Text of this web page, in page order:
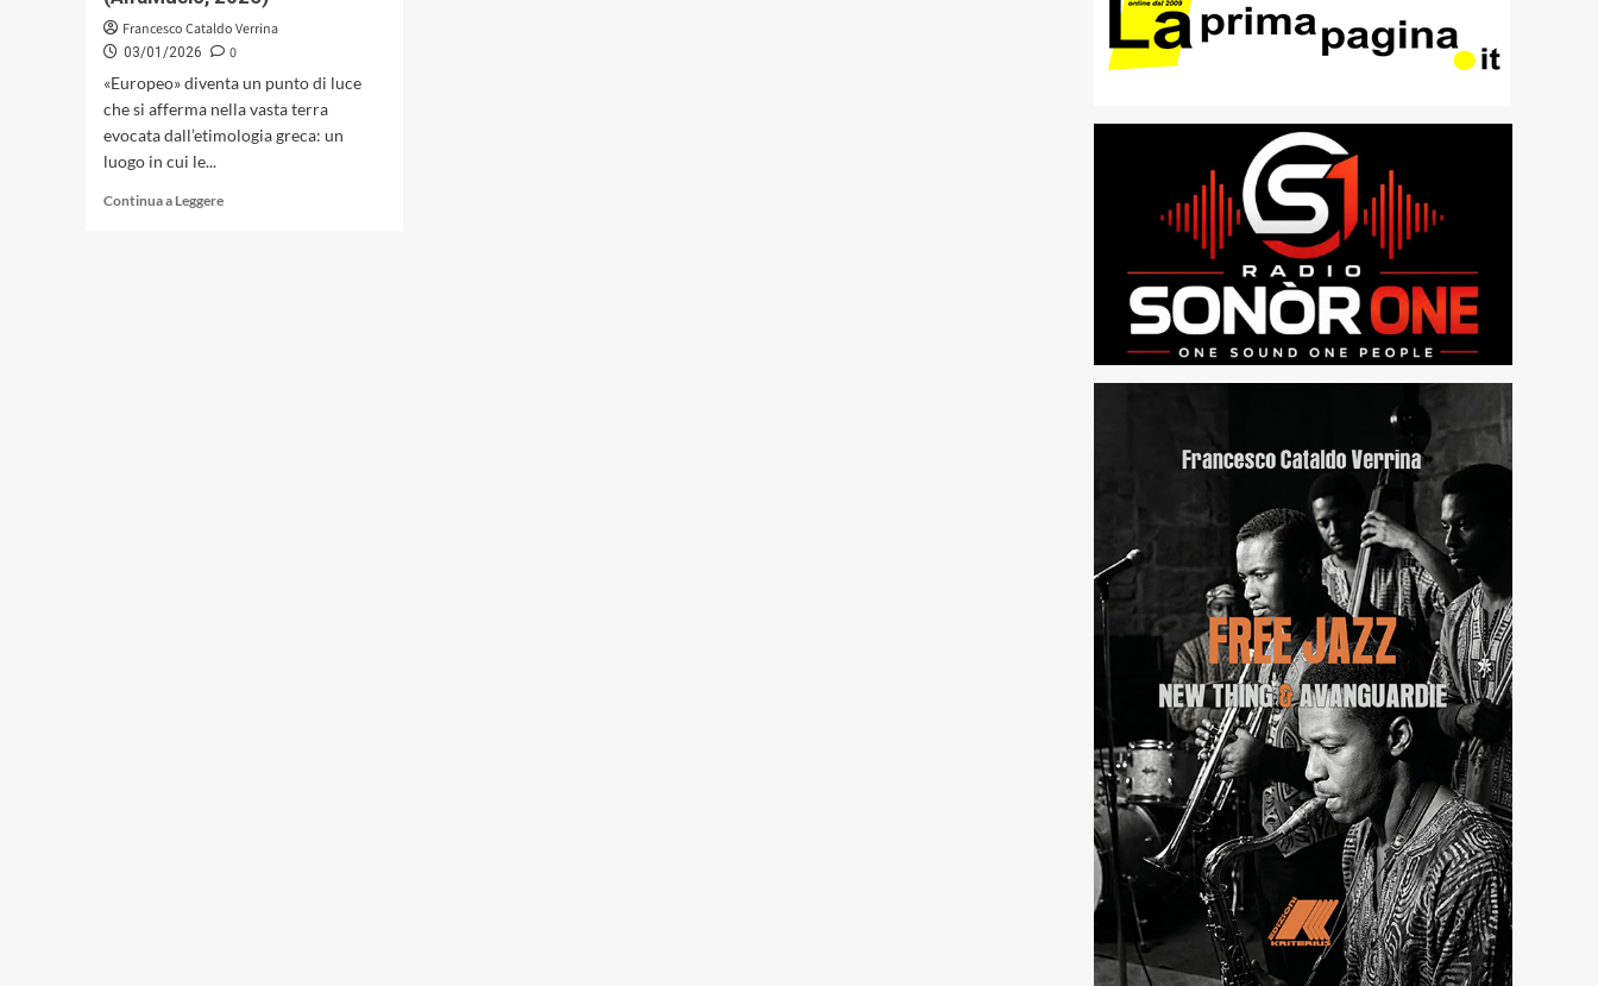
Francesco Cataldo Verrina
03/01/2026
0
«Europeo» diventa un punto di luce
che si afferma nella vasta terra
evocata dall’etimologia greca: un
luogo in cui le...
Continua a LeggereLeggi